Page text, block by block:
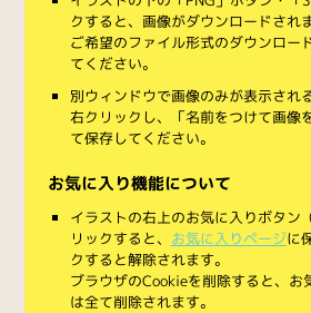
クすると、画像がダウンロードされ
ご希望のファイル形式のダウンロー
てください。
別ウィンドウで画像のみが表示され
右クリックし、「名前をつけて画像
て保存してください。
お気に入り機能について
イラストの右上のお気に入りボタン
リックすると、 お気に入りページに
クすると解除されます。
ブラウザのCookieを削除すると、お
は全て削除されます。